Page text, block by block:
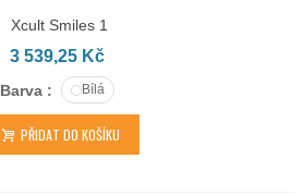
Xcult Smiles 1
3 539,25 Kč
Barva : Bílá
PŘIDAT DO KOŠÍKU